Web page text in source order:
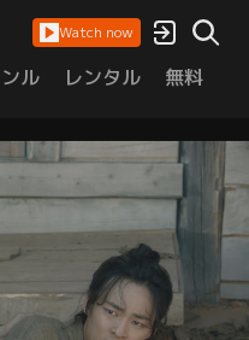
Watch now
ル レンタル 無料